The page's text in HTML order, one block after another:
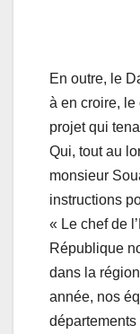
En outre, le
à en croire, le
projet qui
Qui, tout au
monsieur
instructions
« Le chef de
République
dans la
année, nos